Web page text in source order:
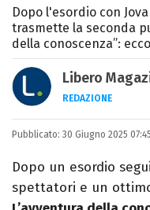
Dopo l'esordio con
trasmette la seconda
della conoscenza”:
Libero
REDAZIONE
E-MAIL
Libero
Libero.it
televisione,
Pubblicato: 30 Giugno 2025 07:45
Dopo un esordio
spettatori e un